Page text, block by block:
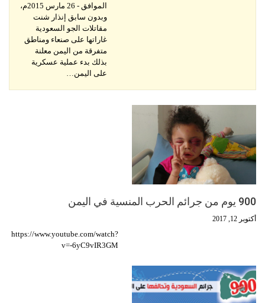
الموافق - 26 مارس 2015م،
وبدون سابق إنذار شنت
مقاتلات الجو السعودية
غاراتها على صنعاء ومناطق
متفرقة من اليمن معلنة
بذلك بدء عملية عسكرية
على اليمن…
900 يوم من جرائم الحرب المنسية في اليمن
أكتوبر 12, 2017
https://www.youtube.com/watch?
v=-6yC9vIR3GM